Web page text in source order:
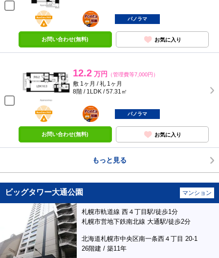
BunChinPAY
ポンタ
部屋
パノラマ
お問い合わせ(無料) お気に入り
12.2 万円 （管理費等7,000円）
敷 1ヶ月 / 礼 1ヶ月
8階 / 1LDK / 57.31㎡
BunChinPAY
ポンタ
部屋
パノラマ
お問い合わせ(無料) お気に入り
もっと見る
ビッグタワー大通公園 マンション
札幌市軌道線 西４丁目駅/徒歩1分
札幌市営地下鉄南北線 大通駅/徒歩2分
北海道札幌市中央区南一条西４丁目 20-1
26階建 / 築11年